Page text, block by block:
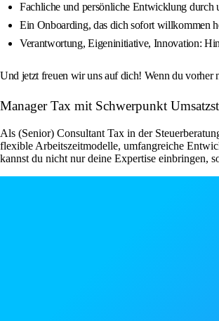
Fachliche und persönliche Entwicklung durch
Ein Onboarding, das dich sofort willkommen
Verantwortung, Eigeninitiative, Innovation:
Und jetzt freuen wir uns auf dich! Wenn du vorher
Manager Tax mit Schwerpunkt
Als (Senior) Consultant Tax in der
flexible Arbeitszeitmodelle, umfangreiche
kannst du nicht nur deine Expertise einbringen,